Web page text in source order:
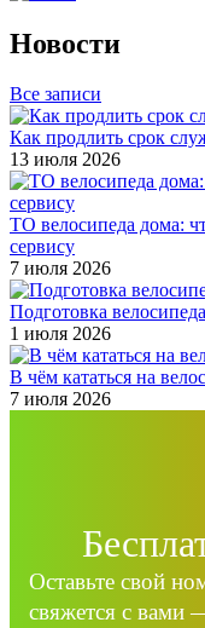
Новости
Все записи
Как продлить срок
13 июля 2026
ТО велосипеда дома:
сервису
7 июля 2026
Подготовка
1 июля 2026
В чём кататься на
7 июля 2026
Оставьте свой
свяжется с